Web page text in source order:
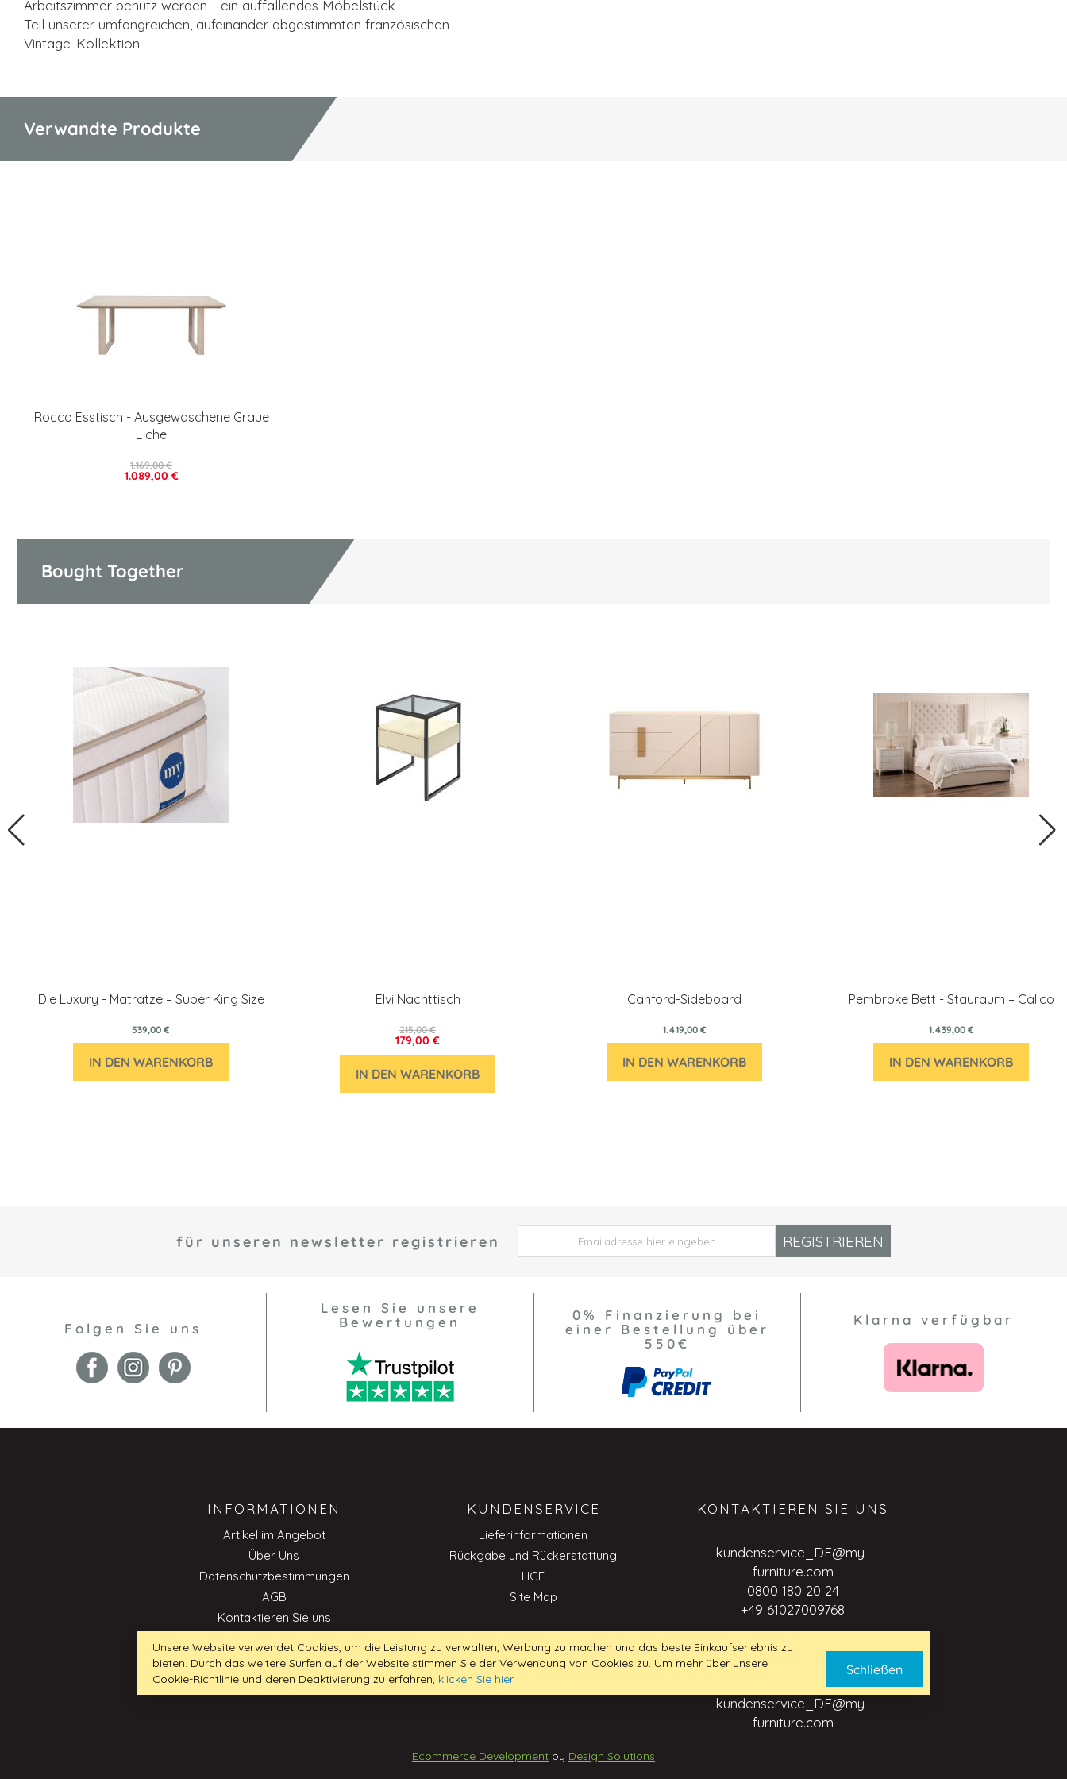
Arbeitszimmer benutz werden - ein auffallendes Möbelstück
Teil unserer umfangreichen, aufeinander abgestimmten französischen
Vintage-Kollektion
Verwandte Produkte
Rocco Esstisch - Ausgewaschene Graue
Eiche
1.089,00 €
1.169,00 €
Bought Together
Die Luxury - Matratze – Super King Size
539,00 €
IN DEN WARENKORB
Elvi Nachttisch
179,00 €
215,00 €
IN DEN WARENKORB
Canford-Sideboard
1.419,00 €
IN DEN WARENKORB
Pembroke Bett - Stauraum – Calico
1.439,00 €
IN DEN WARENKORB
für unseren newsletter registrieren REGISTRIEREN
Folgen Sie uns
Lesen Sie unsere
Bewertungen
0% Finanzierung bei
einer Bestellung über
550€
Klarna verfügbar
INFORMATIONEN
Artikel im Angebot
Über Uns
Datenschutzbestimmungen
AGB
Kontaktieren Sie uns
Cookie-Richtlinie
Professionnell
KUNDENSERVICE
Lieferinformationen
Rückgabe und Rückerstattung
HGF
Site Map
KONTAKTIEREN SIE UNS
kundenservice_DE@my-
furniture.com
0800 180 20 24
+49 61027009768
BUSINESS TO BUSINESS
kundenservice_DE@my-
furniture.com
Ecommerce Developmentby Design Solutions
Unsere Website verwendet Cookies, um die Leistung zu verwalten, Werbung zu machen und das beste Einkaufserlebnis zu
bieten. Durch das weitere Surfen auf der Website stimmen Sie der Verwendung von Cookies zu. Um mehr über unsere
Cookie-Richtlinie und deren Deaktivierung zu erfahren, klicken Sie hier.
Schließen